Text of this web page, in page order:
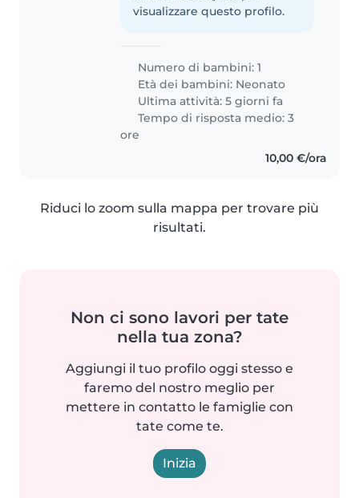
visualizzare questo profilo.
Numero di bambini: 1
Età dei bambini: Neonato
Ultima attività: 5 giorni fa
Tempo di risposta medio: 3
ore
10,00 €/ora
Riduci lo zoom sulla mappa per trovare più
risultati.
Non ci sono lavori per tate
nella tua zona?
Aggiungi il tuo profilo oggi stesso e
faremo del nostro meglio per
mettere in contatto le famiglie con
tate come te.
Inizia